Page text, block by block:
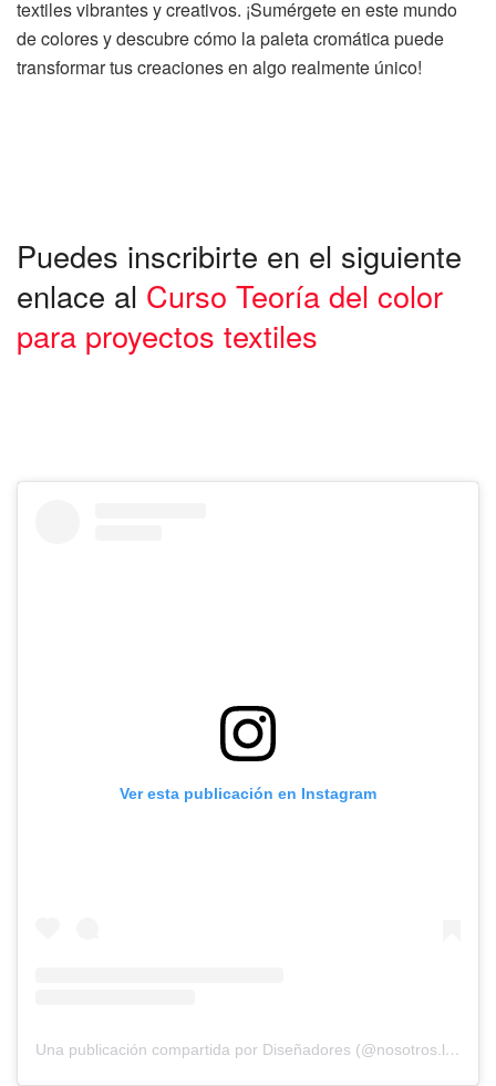
textiles vibrantes y creativos. ¡Sumérgete en este mundo
de colores y descubre cómo la paleta cromática puede
transformar tus creaciones en algo realmente único!
Puedes inscribirte en el siguiente
enlace al Curso Teoría del color
para proyectos textiles
Ver esta publicación en Instagram
Una publicación compartida por Diseñadores (@nosotros.los.disenadores)